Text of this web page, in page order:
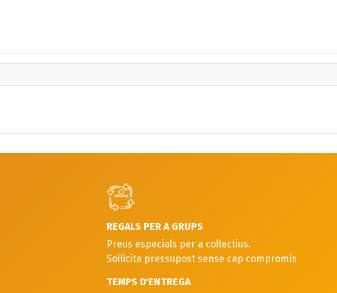
REGALS PER A GRUPS
Preus especials per a col·lectius.
Sol·licita pressupost sense cap compromís
TEMPS D'ENTREGA